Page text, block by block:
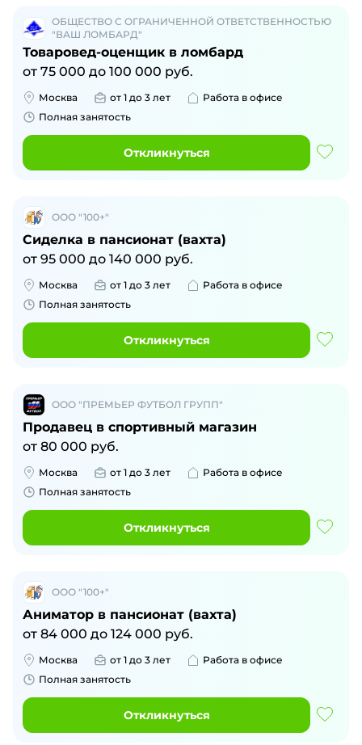
ОБЩЕСТВО С ОГРАНИЧЕННОЙ ОТВЕТСТВЕННОСТЬЮ
"ВАШ ЛОМБАРД"
Товаровед-оценщик в ломбард
от 75 000 до 100 000 руб.
Москва от 1 до 3 лет
Работа в офисе
Полная занятость
Откликнуться
ООО "100+"
Сиделка в пансионат (вахта)
от 95 000 до 140 000 руб.
Москва от 1 до 3 лет
Работа в офисе
Полная занятость
Откликнуться
ООО "ПРЕМЬЕР ФУТБОЛ ГРУПП"
Продавец в спортивный магазин
от 80 000 руб.
Москва от 1 до 3 лет
Работа в офисе
Полная занятость
Откликнуться
ООО "100+"
Аниматор в пансионат (вахта)
от 84 000 до 124 000 руб.
Москва от 1 до 3 лет
Работа в офисе
Полная занятость
Откликнуться